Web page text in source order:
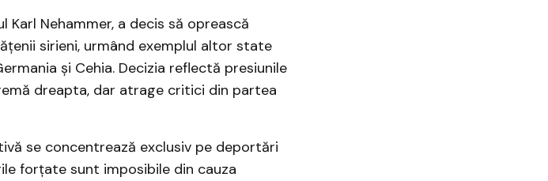
Karl Nehammer, a decis să oprească
sirieni, urmând exemplul altor state
și Cehia. Decizia reflectă presiunile
dreapta, dar atrage critici din partea
se concentrează exclusiv pe deportări
forțate sunt imposibile din cauza